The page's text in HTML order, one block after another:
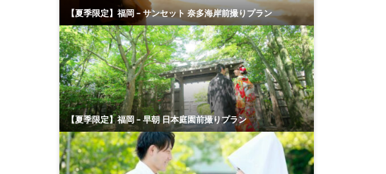
【夏季限定】福岡 – サンセット 奈多海岸前撮りプラン
【夏季限定】福岡 – 早朝 日本庭園前撮りプラン